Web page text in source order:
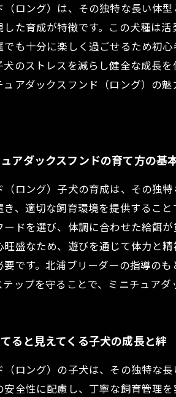
ロング）は、その独特な長い体
た育成が特徴です。この犬種は
も十分に楽しく過ごせるため初
のストレスを減らし健全な成長
アダックスフンド（ロング）の
アダックスフンドの育て方の基
ロング）子犬の育成は、その独
、適切な飼育環境を提供するこ
ドを選び、体調に合わせた給餌
盛なため、遊びを通じて体力と
です。北浦ブリーダーの指導の
ップを守ることで、ミニチュア
ると見えてくる子犬の成長と絆
ロング）の子犬は、その独特な
全性に配慮し、丁寧な飼育管理